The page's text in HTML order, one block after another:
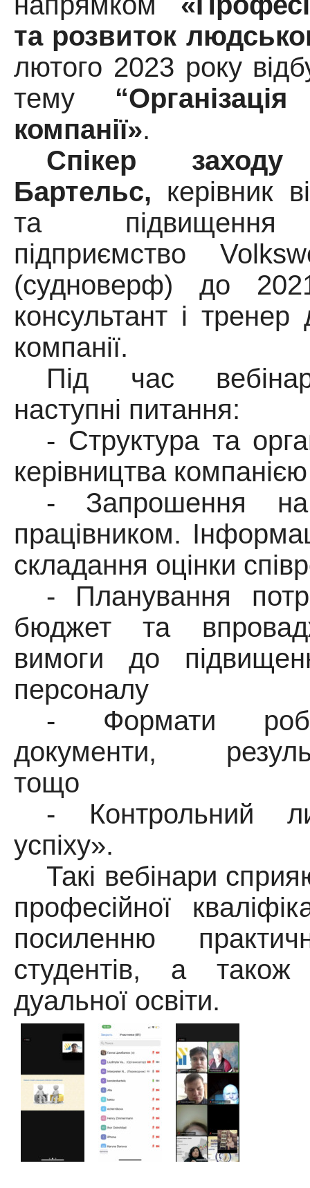
та розвиток
лютого 2023 року
тему
компанії».
Спікер
Бартельс, керівник
та підвищення
підприємство
(судноверф) до
консультант і
компанії.
Під час
наступні питання:
- Структура та
керівництва компанією
- Запрошення на
працівником.
складання оцінки
- Планування
бюджет та
вимоги до
персоналу
- Формати
документи,
тощо
- Контрольний
успіху».
Такі вебінари
професійної
посиленню
студентів, а також
дуальної освіти.